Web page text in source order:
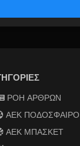
ΡΟΗ ΑΡΘΡΩΝ
ΑΕΚ ΠΟΔΟΣΦΑΙΡΟ
ΑΕΚ ΜΠΑΣΚΕΤ